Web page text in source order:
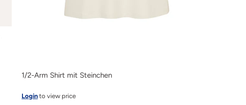
1/2-Arm Shirt mit Steinchen
Login to view price